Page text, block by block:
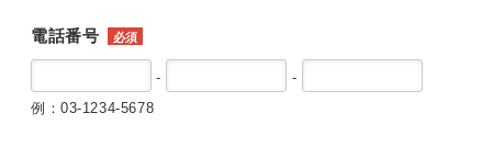
電話番号 必須
-
-
例：03-1234-5678